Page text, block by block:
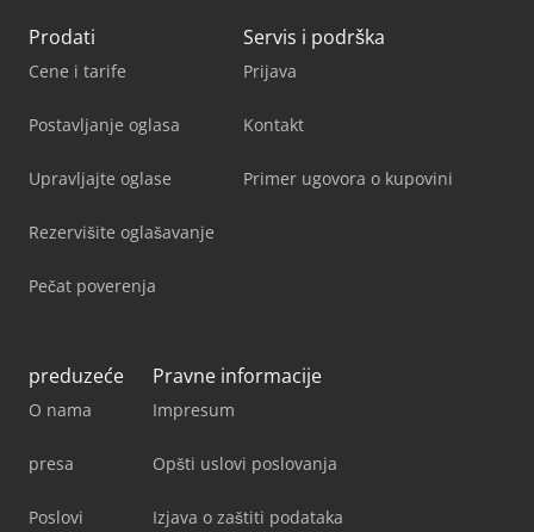
Prodati
Cene i tarife
Postavljanje oglasa
Upravljajte oglase
Rezervišite oglašavanje
Pečat poverenja
Servis i podrška
Prijava
Kontakt
Primer ugovora o kupovini
preduzeće
O nama
presa
Poslovi
Pravne informacije
Impresum
Opšti uslovi poslovanja
Izjava o zaštiti podataka